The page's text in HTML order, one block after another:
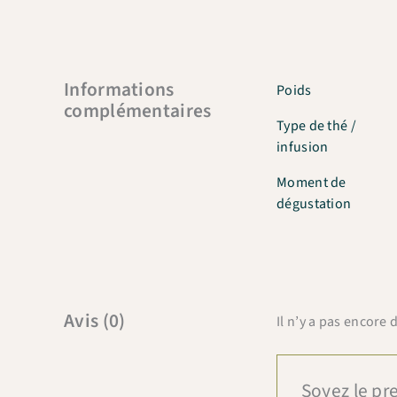
Informations
complémentaires
Poids
Type de thé /
infusion
Moment de
dégustation
Avis (0) Il n’y a pas encore
Soyez le